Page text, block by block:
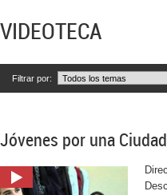
VIDEOTECA
Filtrar por:
Jóvenes por una